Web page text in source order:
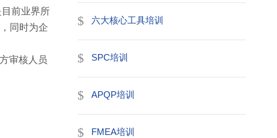
前业界所
同时为企
审核人员
六大核心工具培训
SPC培训
APQP培训
FMEA培训